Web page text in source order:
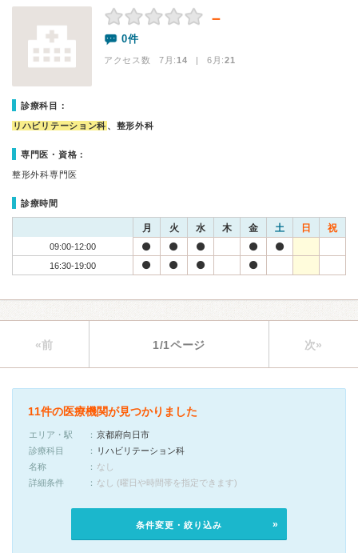
－
0件
アクセス数 7月:14 | 6月:21
診療科目：
リハビリテーション科 、整形外科
専門医・資格：
整形外科専門医
診療時間
月 火 水 木 金 土 日 祝
09:00-12:00
16:30-19:00
«前 1/1ページ 次»
11件の医療機関が見つかりました
エリア・駅
京都府向日市
診療科目
リハビリテーション科
名称
なし
詳細条件
なし (曜日や時間帯を指定できます)
条件変更・絞り込み